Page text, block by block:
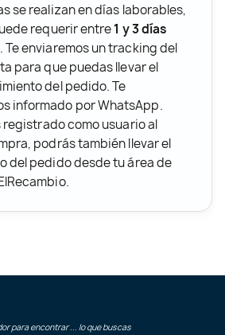
se realizan en días laborables,
requerir entre1 y 3 días
. Te enviaremos un tracking del
para que puedas llevar el
del pedido. Te
informado por WhatsApp.
registrado como usuario al
podrás también llevar el
del pedido desde tu área de
para encontrar ... lo que buscas